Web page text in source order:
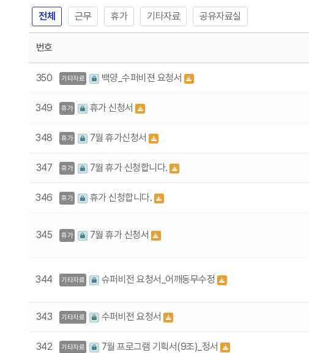
전체 근무 휴가 기타자료 공유자료실
번호
350 기타자료 백양_수퍼비젼 요청서
349 휴가 휴가 신청서
348 휴가 7월 휴가신청서
347 휴가 7월 휴가 신청합니다.
346 휴가 휴가 신청합니다.
345 휴가 7월 휴가 신청서
344 기타자료 슈퍼비전 요청서_어깨동무수정
343 기타자료 수퍼비전 요청서
342 기타자료 7월 프로그램 기획서(9조)_정서